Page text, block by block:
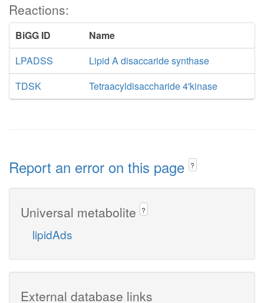
Reactions:
BiGG ID
Name
LPADSS
Lipid A disaccaride synthase
TDSK
Tetraacyldisaccharide 4'kinase
Report an error on this page ?
Universal metabolite ?
lipidAds
External database links